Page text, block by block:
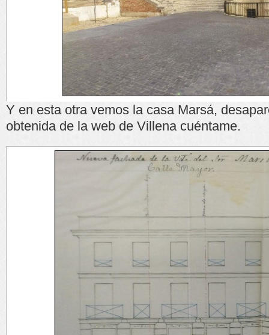
Y en esta otra vemos la casa Marsá,
obtenida de la web de Villena cuéntame.